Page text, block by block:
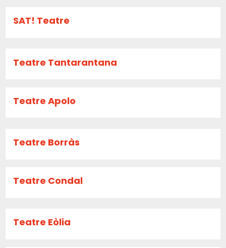
SAT! Teatre
Teatre Tantarantana
Teatre Apolo
Teatre Borràs
Teatre Condal
Teatre Eòlia